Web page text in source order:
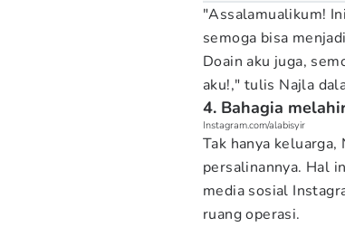
"Assalamualikum!
semoga bisa
Doain aku juga,
aku!," tulis Najla
4. Bahagia
Instagram.com/alabisyir
Tak hanya
persalinannya. Hal
media sosial
ruang operasi.